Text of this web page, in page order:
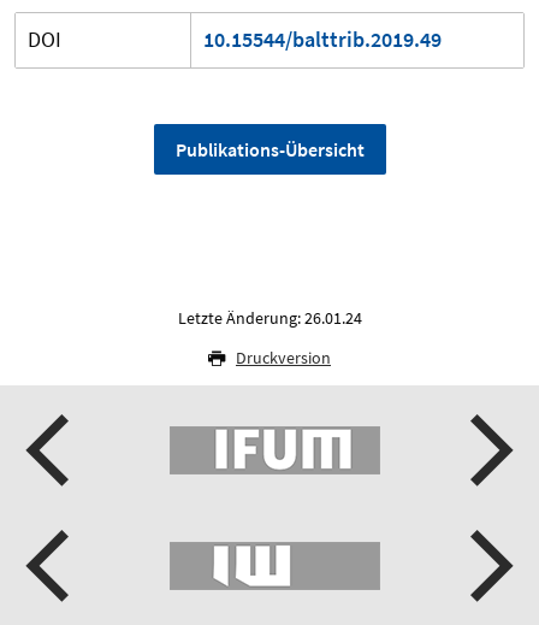
DOI 10.15544/balttrib.2019.49
Publikations-Übersicht
Letzte Änderung: 26.01.24
Druckversion